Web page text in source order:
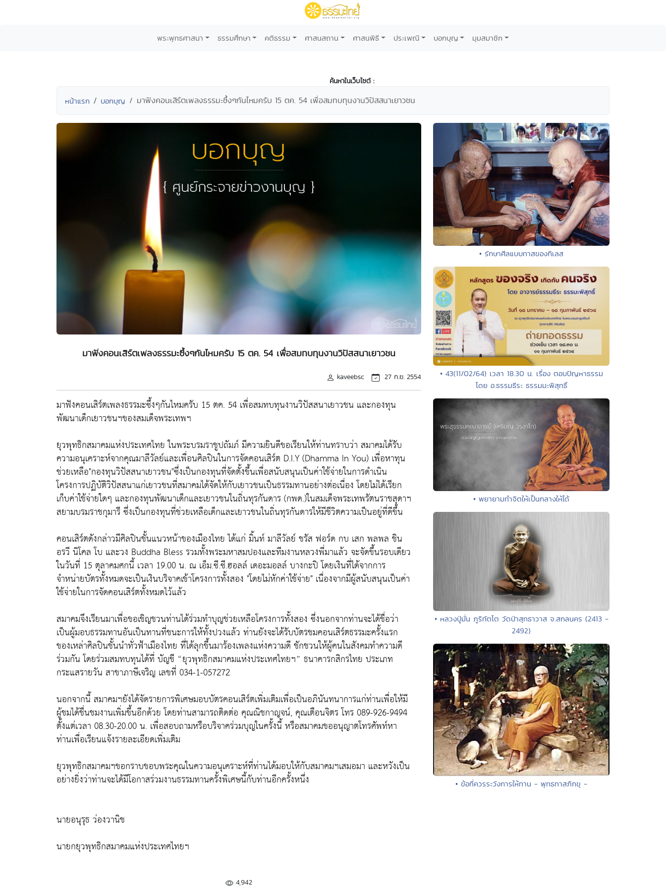
พระพุทธศาสนา ธรรมศึกษา คติธรรม ศาสนสถาน ศาสนพิธี ประเพณี บอกบุญ มุมสมาชิก
ค้นหาในเว็บไซต์ :
หน้าแรก บอกบุญ มาฟังคอนเสิร์ตเพลงธรรมะซึ้งๆกันไหมครับ 15 ตค. 54 เพื่อสมทบทุนงานวิปัสสนาเยาวชน
มาฟังคอนเสิร์ตเพลงธรรมะซึ้งๆกันไหมครับ 15 ตค. 54 เพื่อสมทบทุนงานวิปัสสนาเยาวชน
kaveebsc 27 ก.ย. 2554
มาฟังคอนเสิร์ตเพลงธรรมะซึ้งๆกันไหมครับ 15 ตค. 54 เพื่อสมทบทุนงานวิปัสสนาเยาวชน และกองทุน
พัฒนาเด็กเยาวชนฯของสมเด็จพระเทพฯ
ยุวพุทธิกสมาคมแห่งประเทศไทย ในพระบรมราชูปถัมภ์ มีความยินดีขอเรียนให้ท่านทราบว่า สมาคมได้รับ
ความอนุเคราะห์จากคุณมาลีวัลย์และเพื่อนศิลปินในการจัดคอนเสิร์ต D.I.Y (Dhamma In You) เพื่อหาทุน
ช่วยเหลือ"กองทุนวิปัสสนาเยาวชน"ซึ่งเป็นกองทุนที่จัดตั้งขึ้นเพื่อสนับสนุนเป็นค่าใช้จ่ายในการดำเนิน
โครงการปฏิบัติวิปัสสนาแก่เยาวชนที่สมาคมได้จัดให้กับเยาวชนเป็นธรรมทานอย่างต่อเนื่อง โดยไม่ได้เรียก
เก็บค่าใช้จ่ายใดๆ และกองทุนพัฒนาเด็กและเยาวชนในถิ่นทุรกันดาร (กพด.)ในสมเด็จพระเทพรัตนราชสุดาฯ
สยามบรมราชกุมารี ซึ่งเป็นกองทุนที่ช่วยเหลือเด็กและเยาวชนในถิ่นทุรกันดารให้มีชีวิตความเป็นอยู่ที่ดีขึ้น
คอนเสิร์ตดังกล่าวมีศิลปินชั้นแนวหน้าของเมืองไทย ได้แก่ มิ้นท์ มาลีวัลย์ ชรัส ฟอร์ด กบ เสก พลพล ชิน
อรวี นิโคล โบ และวง Buddha Bless รวมทั้งพระมหาสมปองและทีมงานหลวงพี่มาแล้ว จะจัดขึ้นรอบเดียว
ในวันที่ 15 ตุลาคมศกนี้ เวลา 19.00 น. ณ เอ็ม.ซี.ซี.ฮอลล์ เดอะมอลล์ บางกะปิ โดยเงินที่ได้จากการ
จำหน่ายบัตรทั้งหมดจะเป็นเงินบริจาคเข้าโครงการทั้งสอง "โดยไม่หักค่าใช้จ่าย" เนื่องจากมีผู้สนับสนุนเป็นค่า
ใช้จ่ายในการจัดคอนเสิร์ตทั้งหมดไว้แล้ว
สมาคมจึงเรียนมาเพื่อขอเชิญชวนท่านได้ร่วมทำบุญช่วยเหลือโครงการทั้งสอง ซึ่งนอกจากท่านจะได้ชื่อว่า
เป็นผู้มอบธรรมทานอันเป็นทานที่ชนะการให้ทั้งปวงแล้ว ท่านยังจะได้รับบัตรชมคอนเสิร์ตธรรมะครั้งแรก
ของเหล่าศิลปินชั้นนำทั่วฟ้าเมืองไทย ที่ได้ลุกขึ้นมาร้องเพลงแห่งความดี ชักชวนให้ผู้คนในสังคมทำความดี
ร่วมกัน โดยร่วมสมทบทุนได้ที่ บัญชี “ยุวพุทธิกสมาคมแห่งประเทศไทยฯ” ธนาคารกสิกรไทย ประเภท
กระแสรายวัน สาขาภาษีเจริญ เลขที่ 034-1-057272
นอกจากนี้ สมาคมฯยังได้จัดรายการพิเศษมอบบัตรคอนเสิร์ตเพิ่มเติมเพื่อเป็นอภินันทนาการแก่ท่านเพื่อให้มี
ผู้ชมได้ชื่นชมงานเพิ่มขึ้นอีกด้วย โดยท่านสามารถติดต่อ คุณณิชกาญจน์, คุณเตือนจิตร โทร 089-926-9494
ตั้งแต่เวลา 08.30-20.00 น. เพื่อสอบถามหรือบริจาคร่วมบุญในครั้งนี้ หรือสมาคมขออนุญาตโทรศัพท์หา
ท่านเพื่อเรียนแจ้งรายละเอียดเพิ่มเติม
ยุวพุทธิกสมาคมฯขอกราบขอบพระคุณในความอนุเคราะห์ที่ท่านได้มอบให้กับสมาคมฯเสมอมา และหวังเป็น
อย่างยิ่งว่าท่านจะได้มีโอกาสร่วมงานธรรมทานครั้งพิเศษนี้กับท่านอีกครั้งหนึ่ง
นายอนุรุธ ว่องวานิช
นายกยุวพุทธิกสมาคมแห่งประเทศไทยฯ
4,942
• รักษาศีลแบบทาสของกิเลส
• 43(11/02/64) เวลา 18.30 น. เรื่อง ตอบปัญหาธรรม
โดย อ.ธรรมธีระ ธรรมมะพิสุทธิ์
• พยายามทำจิตให้เป็นกลางให้ได้
• หลวงปู่มั่น ภูริทัตโต วัดป่าสุทธาวาส จ.สกลนคร (2413 -
2492)
• ข้อที่ควรระวังการให้ทาน - พุทธทาสภิกขุ -